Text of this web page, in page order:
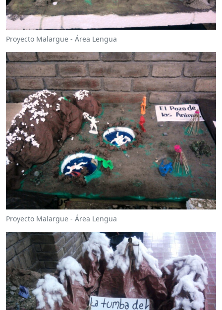
Proyecto Malargue - Área Lengua
Proyecto Malargue - Área Lengua